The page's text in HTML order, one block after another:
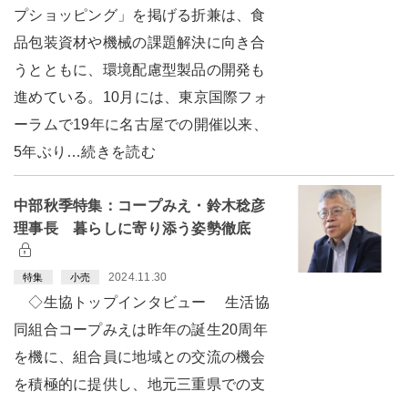
プショッピング」を掲げる折兼は、食
品包装資材や機械の課題解決に向き合
うとともに、環境配慮型製品の開発も
進めている。10月には、東京国際フォ
ーラムで19年に名古屋での開催以来、
5年ぶり…続きを読む
中部秋季特集：コープみえ・鈴木稔彦
理事長 暮らしに寄り添う姿勢徹底
特集 小売 2024.11.30
◇生協トップインタビュー 生活協
同組合コープみえは昨年の誕生20周年
を機に、組合員に地域との交流の機会
を積極的に提供し、地元三重県での支